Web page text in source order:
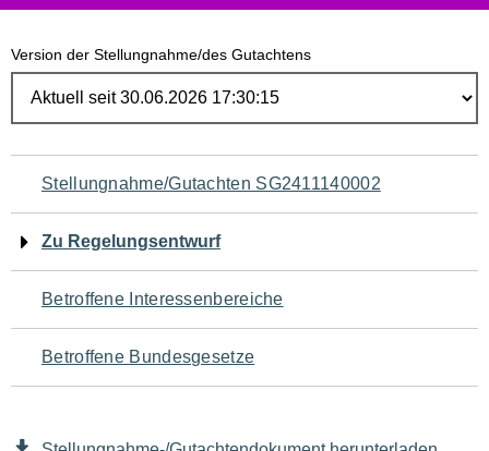
Version der Stellungnahme/des Gutachtens
Navigation
für
den
Seiteninhalt
Stellungnahme/Gutachten SG2411140002
Zu Regelungsentwurf
Betroffene Interessenbereiche
Betroffene Bundesgesetze